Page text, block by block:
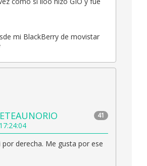
mi BlackBerry de movistar
41
por derecha. Me gusta por ese